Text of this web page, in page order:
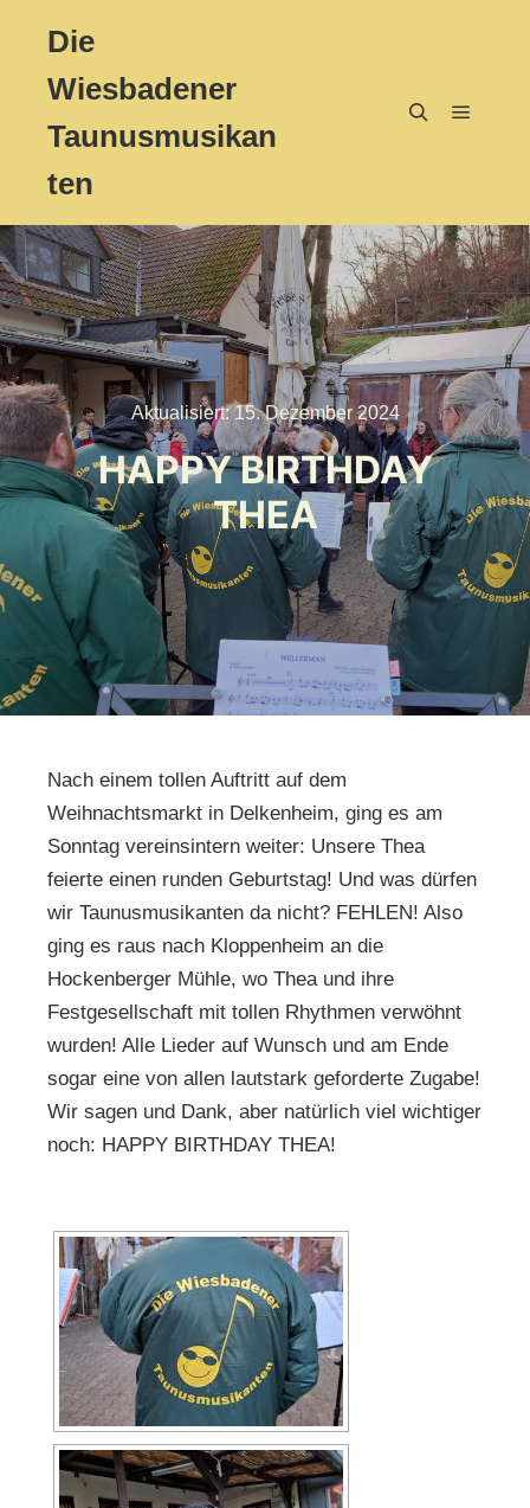
Die
Wiesbadener
Taunusmusikan
ten
Aktualisiert:15. Dezember 2024
HAPPY BIRTHDAY
THEA
Nach einem tollen Auftritt auf dem
Weihnachtsmarkt in Delkenheim, ging es am
Sonntag vereinsintern weiter: Unsere Thea
feierte einen runden Geburtstag! Und was dürfen
wir Taunusmusikanten da nicht? FEHLEN! Also
ging es raus nach Kloppenheim an die
Hockenberger Mühle, wo Thea und ihre
Festgesellschaft mit tollen Rhythmen verwöhnt
wurden! Alle Lieder auf Wunsch und am Ende
sogar eine von allen lautstark geforderte Zugabe!
Wir sagen und Dank, aber natürlich viel wichtiger
noch: HAPPY BIRTHDAY THEA!